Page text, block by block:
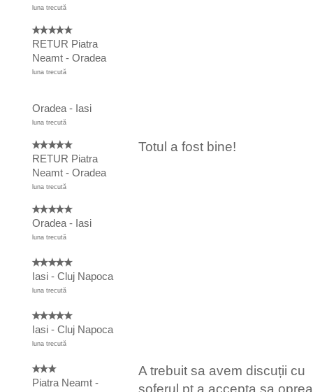
luna trecută
RETUR Piatra
Neamt - Oradea
luna trecută
Oradea - Iasi
luna trecută
RETUR Piatra
Neamt - Oradea
luna trecută
Totul a fost bine!
Oradea - Iasi
luna trecută
Iasi - Cluj Napoca
luna trecută
Iasi - Cluj Napoca
luna trecută
Piatra Neamt -
A trebuit sa avem discuții cu
șoferul pt.a accepta sa